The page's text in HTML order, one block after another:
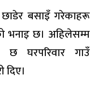
छाडेर बसाइँ गरेकाहरू
भनाइ छ। अहिलेसम्म
छ घरपरिवार गाउँ